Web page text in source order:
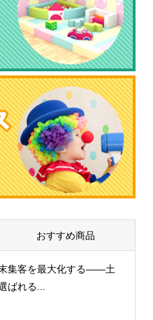
おすすめ商品
集客を最大化する——土
ばれる...